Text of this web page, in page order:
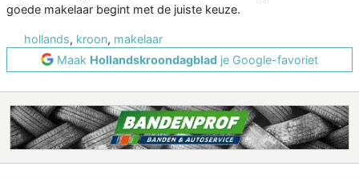
goede makelaar begint met de juiste keuze.
hollands, kroon, makelaar
Maak Hollandskroondagblad je Google-favoriet